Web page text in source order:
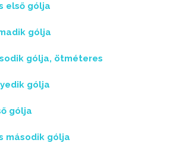
első gólja
gólja
gólja, ötméteres
gólja
gólja
második gólja